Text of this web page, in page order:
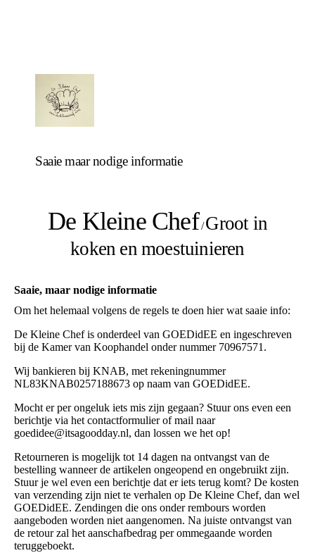
Saaie maar nodige informatie
De Kleine Chef/Groot in
koken en moestuinieren
Saaie, maar nodige informatie
Om het helemaal volgens de regels te doen hier wat saaie info:
De Kleine Chef is onderdeel van GOEDidEE en ingeschreven
bij de Kamer van Koophandel onder nummer 70967571.
Wij bankieren bij KNAB, met rekeningnummer
NL83KNAB0257188673 op naam van GOEDidEE.
Mocht er per ongeluk iets mis zijn gegaan? Stuur ons even een
berichtje via het contactformulier of mail naar
goedidee@itsagoodday.nl, dan lossen we het op!
Retourneren is mogelijk tot 14 dagen na ontvangst van de
bestelling wanneer de artikelen ongeopend en ongebruikt zijn.
Stuur je wel even een berichtje dat er iets terug komt? De kosten
van verzending zijn niet te verhalen op De Kleine Chef, dan wel
GOEDidEE. Zendingen die ons onder rembours worden
aangeboden worden niet aangenomen. Na juiste ontvangst van
de retour zal het aanschafbedrag per ommegaande worden
teruggeboekt.